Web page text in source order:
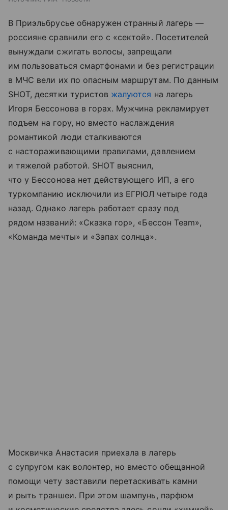
В Приэльбрусье обнаружен странный лагерь —
россияне сравнили его с «сектой». Посетителей
вынуждали сжигать волосы, запрещали
им пользоваться смартфонами и без регистрации
в МЧС вели их по опасным маршрутам. По данным
SHOT, десятки туристов жалуются на лагерь
Игоря Бессонова в горах. Мужчина рекламирует
подъем на гору, но вместо наслаждения
романтикой люди сталкиваются
с настораживающими правилами, давлением
и тяжелой работой. SHOT выяснил,
что у Бессонова нет действующего ИП, а его
туркомпанию исключили из ЕГРЮЛ четыре года
назад. Однако лагерь работает сразу под
рядом названий: «Сказка гор», «Бессон Team»,
«Команда мечты» и «Запах солнца».
Москвичка Анастасия приехала в лагерь
с супругом как волонтер, но вместо обещанной
помощи чету заставили перетаскивать камни
и рыть траншеи. При этом шампунь, парфюм